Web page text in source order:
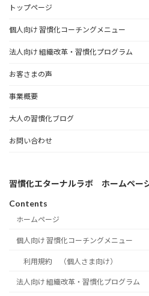
トップページ
個人向け 習慣化コーチングメニュー
法人向け 組織改革・習慣化プログラム
お客さまの声
事業概要
大人の習慣化ブログ
お問い合わせ
習慣化エターナルラボ ホームペー
Contents
ホームページ
個人向け 習慣化コーチングメニュー
利用規約 （個人さま向け）
法人向け 組織改革・習慣化プログラム